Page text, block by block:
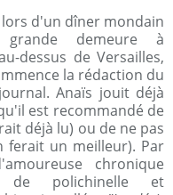
d'un dîner mondain
demeure à
dessus de Versailles,
la rédaction du
Anaïs jouit déjà
est recommandé de
déjà lu) ou de ne pas
ferait un meilleur). Par
chronique
polichinelle et